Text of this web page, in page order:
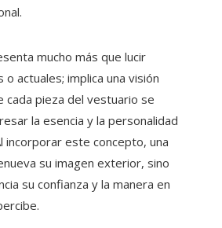
mucho más que lucir
actuales; implica una visión
cada pieza del vestuario se
la esencia y la personalidad
incorporar este concepto, una
su imagen exterior, sino
su confianza y la manera en